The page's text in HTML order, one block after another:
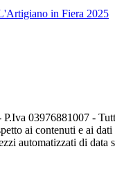
in Fiera 2025
03976881007 -
ai contenuti e ai
automatizzati di data